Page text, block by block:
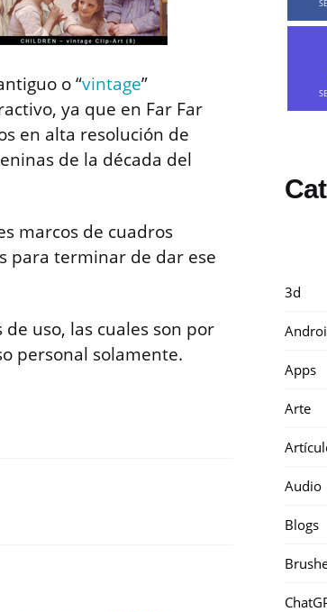
o “vintage”
ya que en Far Far
en alta resolución de
de la década del
marcos de cuadros
para terminar de dar ese
uso, las cuales son por
personal solamente.
3d
Apps
Arte
Audio
Blogs